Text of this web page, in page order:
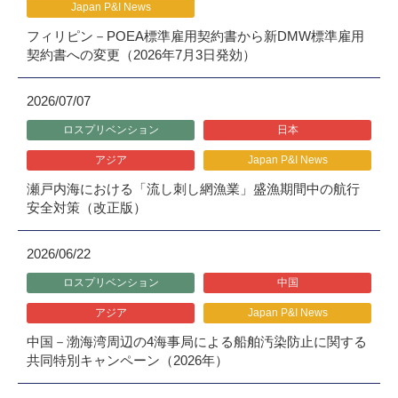
Japan P&I News
フィリピン－POEA標準雇用契約書から新DMW標準雇用
契約書への変更（2026年7月3日発効）
2026/07/07
ロスプリベンション 日本
アジア Japan P&I News
瀬戸内海における「流し刺し網漁業」盛漁期間中の航行
安全対策（改正版）
2026/06/22
ロスプリベンション 中国
アジア Japan P&I News
中国－渤海湾周辺の4海事局による船舶汚染防止に関する
共同特別キャンペーン（2026年）